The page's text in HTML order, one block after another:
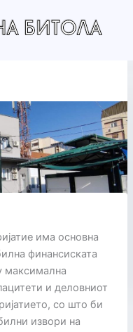
има основна
финансиската
максимална
и деловниот
со што би
извори на